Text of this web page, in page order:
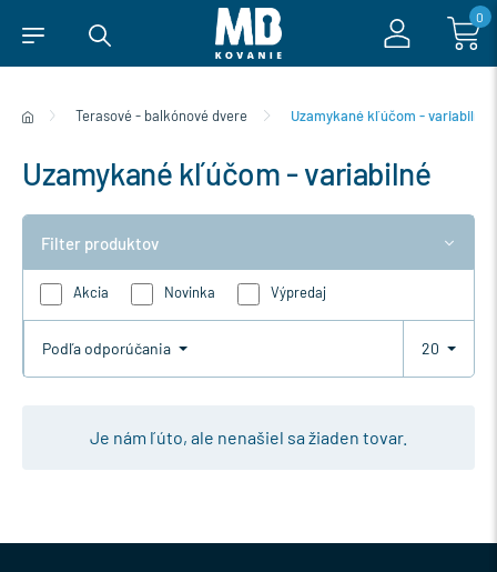
0
Terasové - balkónové dvere Uzamykané kľúčom - variabilné
Uzamykané kľúčom - variabilné
Filter produktov
Akcia Novinka Výpredaj
Podľa odporúčania 20
Je nám ľúto, ale nenašiel sa žiaden tovar.